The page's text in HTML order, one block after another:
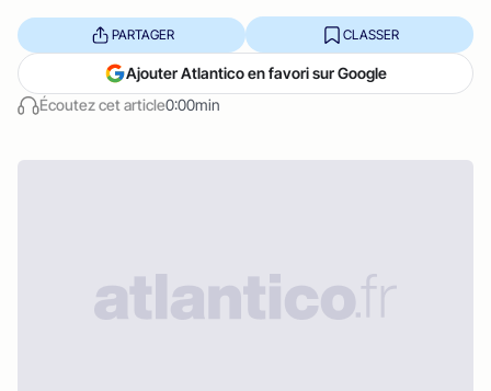
Écoutez cet article0:00min
PARTAGER CLASSER
Ajouter Atlantico en favori sur Google